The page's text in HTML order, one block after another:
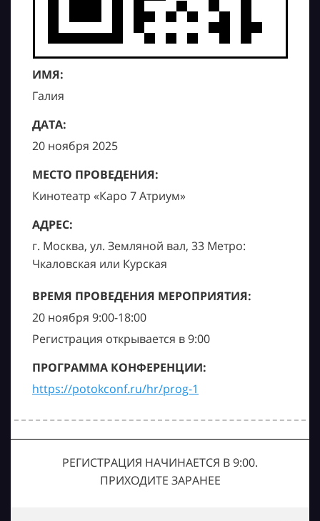
ИМЯ:
Галия
ДАТА:
20 ноября 2025
МЕСТО ПРОВЕДЕНИЯ:
Кинотеатр «Каро 7 Атриум»
АДРЕС:
г. Москва, ул. Земляной вал, 33 Метро:
Чкаловская или Курская
ВРЕМЯ ПРОВЕДЕНИЯ МЕРОПРИЯТИЯ:
20 ноября 9:00-18:00
Регистрация открывается в 9:00
ПРОГРАММА КОНФЕРЕНЦИИ:
https://potokconf.ru/hr/prog-1
РЕГИСТРАЦИЯ НАЧИНАЕТСЯ В 9:00.
ПРИХОДИТЕ ЗАРАНЕЕ